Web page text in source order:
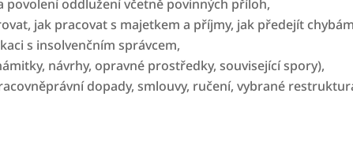
oddlužení včetně povinných příloh,
jak pracovat s majetkem a příjmy, jak předejít
s insolvenčním správcem,
návrhy, opravné prostředky, související spory),
dopady, smlouvy, ručení, vybrané